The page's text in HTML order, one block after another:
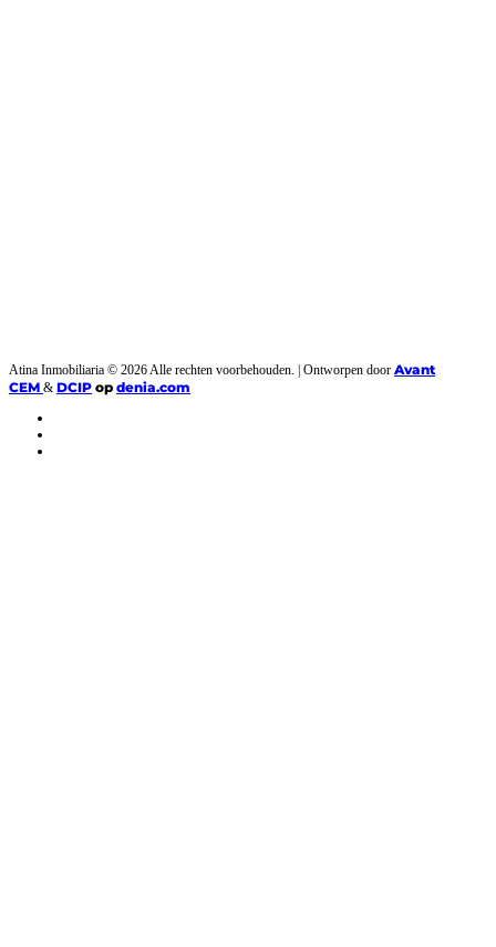
Atina Inmobiliaria © 2026 Alle rechten voorbehouden. | Ontworpen door Avant
CEM & DCIP op denia.com